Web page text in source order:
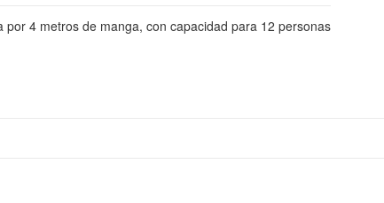
4 metros de manga, con capacidad para 12 personas